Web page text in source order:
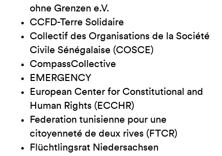
ohne Grenzen e.V.
CCFD-Terre Solidaire
Collectif des Organisations de la Société
Civile Sénégalaise (COSCE)
CompassCollective
EMERGENCY
European Center for Constitutional and
Human Rights (ECCHR)
Federation tunisienne pour une
citoyenneté de deux rives (FTCR)
Flüchtlingsrat Niedersachsen